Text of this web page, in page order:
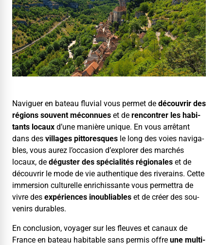
Nav­iguer en bateau flu­vial vous per­met de décou­vrir des
régions sou­vent mécon­nues et de ren­con­tr­er les habi­
tants locaux d’une manière unique. En vous arrê­tant
dans des vil­lages pit­toresques le long des voies nav­i­ga­
bles, vous aurez l’oc­ca­sion d’ex­plor­er des marchés
locaux, de déguster des spé­cial­ités régionales et de
décou­vrir le mode de vie authen­tique des riverains. Cette
immer­sion cul­turelle enrichissante vous per­me­t­tra de
vivre des expéri­ences inou­bli­ables et de créer des sou­
venirs durables.
En con­clu­sion, voy­ager sur les fleuves et canaux de
France en bateau hab­it­able sans per­mis offre une mul­ti­